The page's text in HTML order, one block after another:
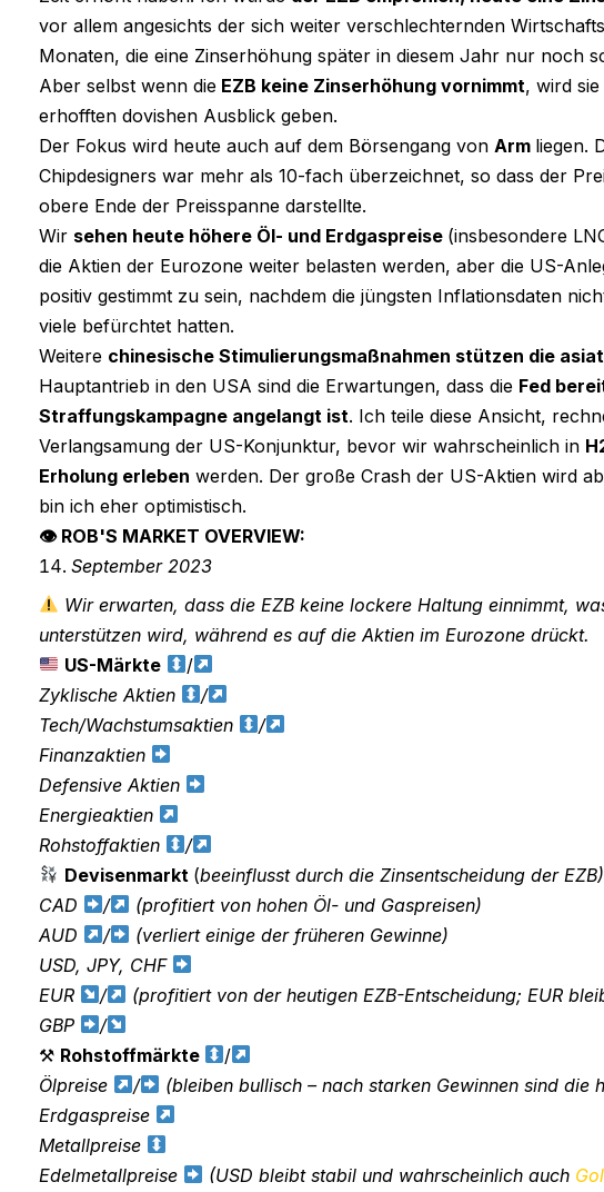
vor allem angesichts der sich weiter verschlechternden
Monaten, die eine Zinserhöhung später in diesem Jahr nur noch
Aber selbst wenn dieEZB keine Zinserhöhung vornimmt, wird
erhofften dovishen Ausblick geben.
Der Fokus wird heute auch auf dem Börsengang von Arm liegen.
Chipdesigners war mehr als 10-fach überzeichnet, so dass der
obere Ende der Preisspanne darstellte.
Wir sehen heute höhere Öl- und Erdgaspreise (insbesondere
die Aktien der Eurozone weiter belasten werden, aber die US-
positiv gestimmt zu sein, nachdem die jüngsten Inflationsdaten
viele befürchtet hatten.
Weitere chinesische Stimulierungsmaßnahmen stützen die
Hauptantrieb in den USA sind die Erwartungen, dass die Fed
Straffungskampagne angelangt ist. Ich teile diese Ansicht,
Verlangsamung der US-Konjunktur, bevor wir wahrscheinlich in
Erholung erleben werden. Der große Crash der US-Aktien wird
bin ich eher optimistisch.
👁 ROB'S MARKET OVERVIEW:
September 2023
Wir erwarten, dass die EZB keine lockere Haltung einnimmt,
unterstützen wird, während es auf die Aktien im Eurozone drückt.
US-Märkte
/
Zyklische Aktien
/
Tech/Wachstumsaktien
/
Finanzaktien
Defensive Aktien
Energieaktien
Rohstoffaktien
/
Devisenmarkt (beeinflusst durch die Zinsentscheidung der EZB)
CAD
/
(profitiert von hohen Öl- und Gaspreisen)
AUD
/
(verliert einige der früheren Gewinne)
USD, JPY, CHF
EUR
/
(profitiert von der heutigen EZB-Entscheidung; EUR
GBP
/
⚒ Rohstoffmärkte
/
Ölpreise
/
(bleiben bullisch – nach starken Gewinnen sind die
Erdgaspreise
Metallpreise
Edelmetallpreise
(USD bleibt stabil und wahrscheinlich auch